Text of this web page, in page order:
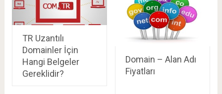
TR Uzantılı
Domainler İçin
Hangi Belgeler
Gereklidir?
Domain – Alan Adı
Fiyatları